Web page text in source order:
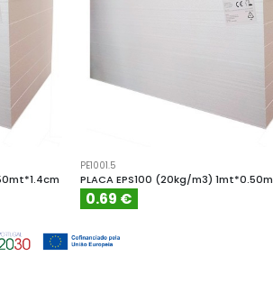
PE1001.5
PLACA EPS100 (20kg/m3)
0.69 €